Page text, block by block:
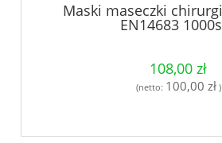
Maski maseczki
EN14683
108,00 zł
(netto: 100,00 zł)